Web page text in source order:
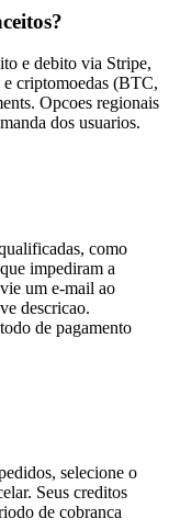
e debito via Stripe,
e criptomoedas (BTC,
Opcoes regionais
dos usuarios.
como
impediram a
um e-mail ao
descricao.
de pagamento
selecione o
Seus creditos
de cobranca